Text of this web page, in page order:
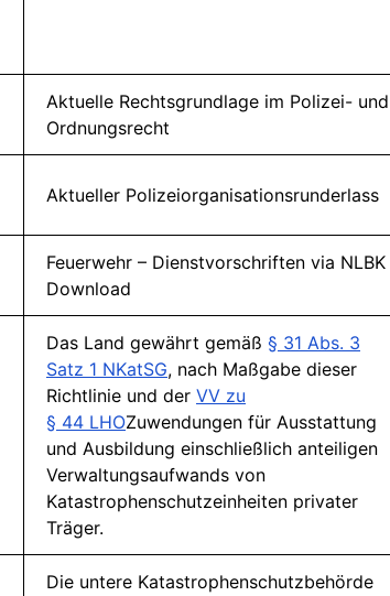
Aktuelle Rechtsgrundlage im Polizei- und
Ordnungsrecht
Aktueller Polizeiorganisationsrunderlass
Feuerwehr – Dienstvorschriften via NLBK
Download
Das Land gewährt gemäß § 31 Abs. 3
Satz 1 NKatSG, nach Maßgabe dieser
Richtlinie und der VV zu
§ 44 LHOZuwendungen für Ausstattung
und Ausbildung einschließlich anteiligen
Verwaltungsaufwands von
Katastrophenschutzeinheiten privater
Träger.
Die untere Katastrophenschutzbehörde